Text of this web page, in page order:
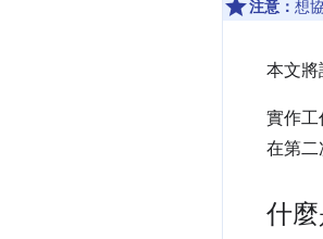
注意： 想
本文將
實作工
在第二
什